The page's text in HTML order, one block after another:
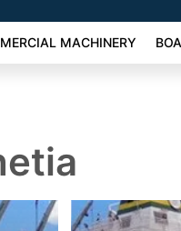
MACHINERY